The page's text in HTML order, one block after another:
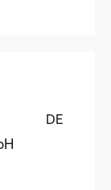
DE